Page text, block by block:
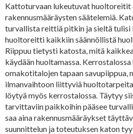
Kattoturvaan lukeutuvat huoltoreitit
rakennusmääräysten säätelemiä.
turvallista reittiä pitkin ja sieltä tulisi
huoltoreitti kaikkiin säännöllistä
Riippuu tietysti katosta, mitä
käydään huoltamassa.
omakotitalojen tapaan savupiippua,
ilmanvaihtoon liittyviä
löytyä myös kerrostalossa. Täytyy
tarvittaviin paikkoihin pääsee
saa aina rakennusmääräykset
suunnittelun ja toteutuksen katon